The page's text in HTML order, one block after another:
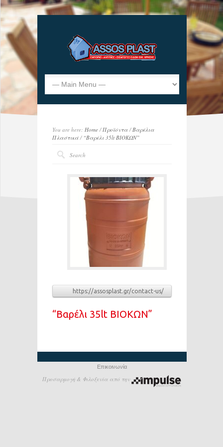
You are here: Home/ Προϊόντα/ Βαρέλια
Πλαστικά/ “Βαρέλι 35lt ΒΙΟΚΩΝ”
https://assosplast.gr/contact-us/
“Βαρέλι 35lt ΒΙΟΚΩΝ”
Επικοινωνία
Προσαρμογή & Φιλοξενία από την